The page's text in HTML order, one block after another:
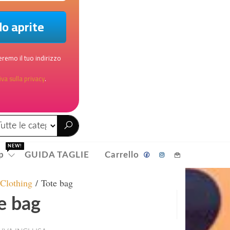
il tuo indirizzo
sulla privacy.
NEW!
GUIDA TAGLIE Carrello
Clothing / Tote bag
bag